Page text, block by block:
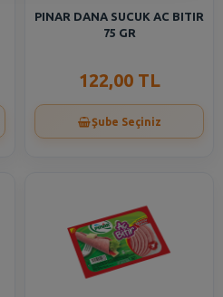
PINAR DANA SUCUK AC BITIR
75 GR
122,00 TL
Şube Seçiniz